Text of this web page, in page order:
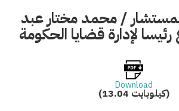
/ محمد مختار عبد
لإدارة قضايا الحكومة
Download
(13.04 كيلوبايت)